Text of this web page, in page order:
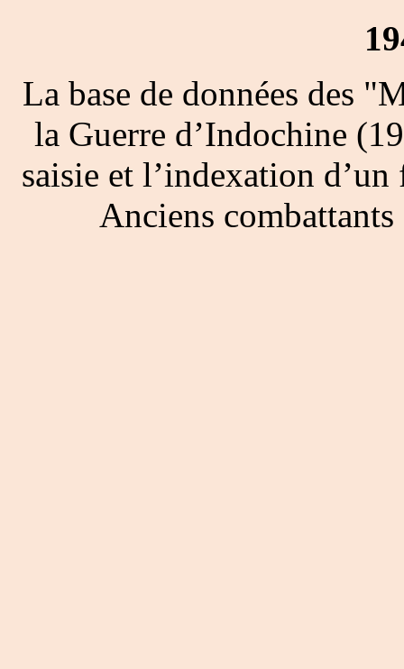
La base de données des
la Guerre d’Indochine
saisie et l’indexation
Anciens